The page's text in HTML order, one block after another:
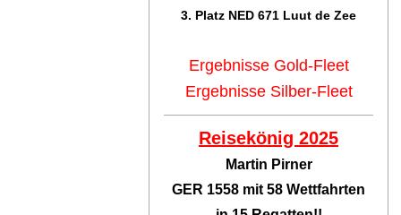
3. Platz NED 671 Luut de Zee
Ergebnisse Gold-Fleet
Ergebnisse Silber-Fleet
Reisekönig 2025
Martin Pirner
GER 1558 mit 58 Wettfahrten